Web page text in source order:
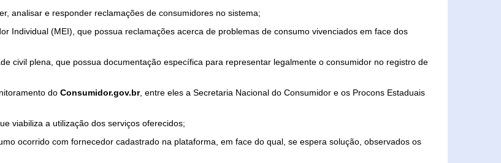
analisar e responder reclamações de consumidores no sistema;
Individual (MEI), que possua reclamações acerca de problemas de consumo vivenciados em face dos
civil plena, que possua documentação específica para representar legalmente o consumidor no registro de
do Consumidor.gov.br, entre eles a Secretaria Nacional do Consumidor e os Procons Estaduais
viabiliza a utilização dos serviços oferecidos;
ocorrido com fornecedor cadastrado na plataforma, em face do qual, se espera solução, observados os